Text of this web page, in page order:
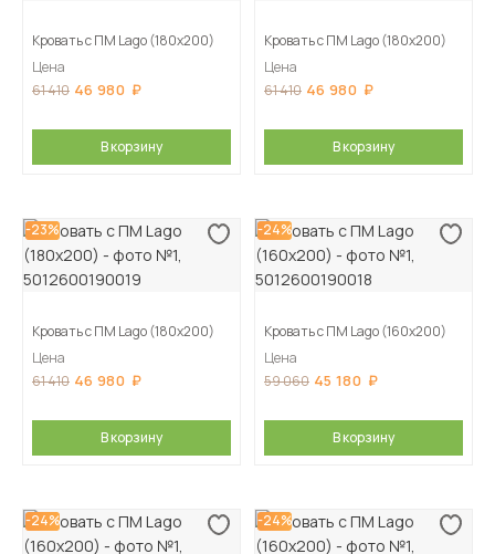
Кровать с ПМ Lago (180х200)
Цена
61 410 46 980
В корзину
Кровать с ПМ Lago (180х200)
Цена
61 410 46 980
В корзину
-23%
Кровать с ПМ Lago (180х200)
Цена
61 410 46 980
В корзину
-24%
Кровать с ПМ Lago (160х200)
Цена
59 060 45 180
В корзину
-24% -24%